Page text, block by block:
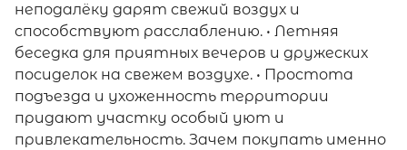
неподалёку дарят свежий воздух и
способствуют расслаблению. • Летняя
беседка для приятных вечеров и дружеских
посиделок на свежем воздухе. • Простота
подъезда и ухоженность территории
придают участку особый уют и
привлекательность. Зачем покупать именно